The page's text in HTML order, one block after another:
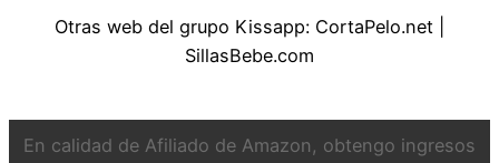
Otras web del grupo Kissapp: CortaPelo.net
SillasBebe.com
En calidad de Afiliado de Amazon, obtengo ingresos